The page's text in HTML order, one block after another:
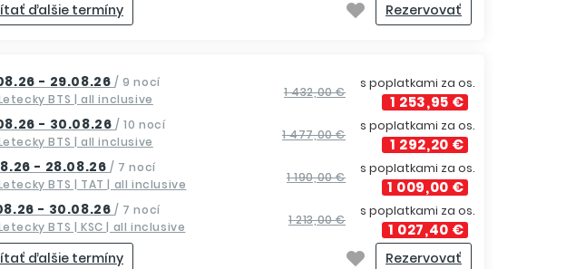
ďalšie termíny Rezervovať
- 29.08.26 / 9 nocí
BTS | all inclusive 1 432,00 €
s poplatkami za os.
1 253,95 €
- 30.08.26 / 10 nocí
BTS | all inclusive 1 477,00 €
s poplatkami za os.
1 292,20 €
- 28.08.26 / 7 nocí
BTS | TAT| all inclusive 1 190,00 €
s poplatkami za os.
1 009,00 €
- 30.08.26 / 7 nocí
BTS | KSC| all inclusive 1 213,00 €
s poplatkami za os.
1 027,40 €
ďalšie termíny Rezervovať